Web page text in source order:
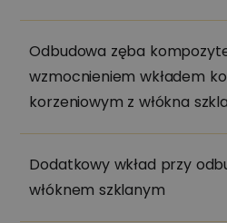
Odbudowa zęba
wzmocnieniem wkładem
korzeniowym z włókna
Dodatkowy wkład przy
włóknem szklanym